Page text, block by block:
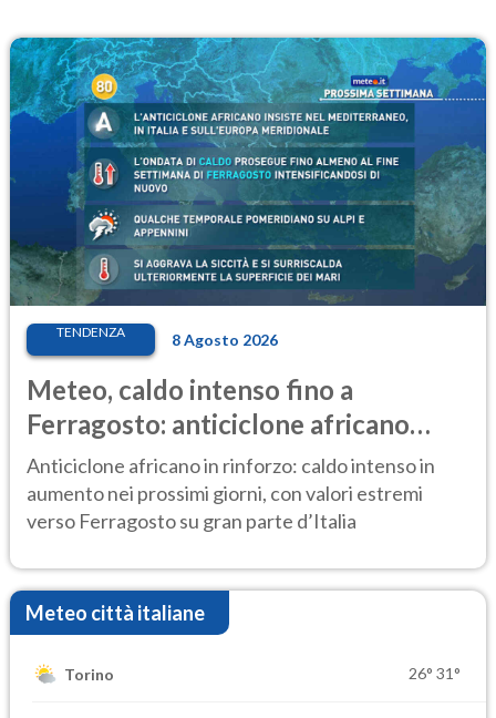
TENDENZA 8 Agosto 2026
Meteo, caldo intenso fino a
Ferragosto: anticiclone africano
ancora protagonista
Anticiclone africano in rinforzo: caldo intenso in
aumento nei prossimi giorni, con valori estremi
verso Ferragosto su gran parte d’Italia
Meteo città italiane
Torino 26° 31°